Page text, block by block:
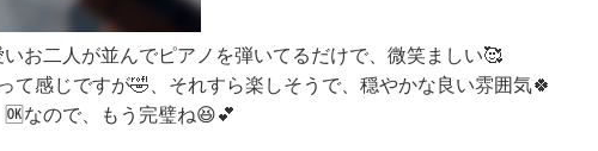
お二人が並んでピアノを弾いてるだけで、微笑ましい🥰
て感じですが🤣、それすら楽しそうで、穏やかな良い雰囲気🍀
なので、もう完璧ね😆💕